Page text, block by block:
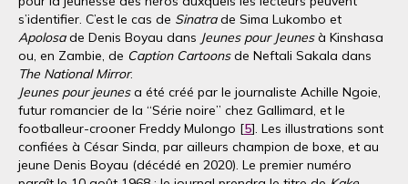
s’identifier. C’est le cas de Sinatrade Sima Lukombo et
Apolosade Denis Boyau dans Jeunes pour Jeunesà Kinshasa
ou, en Zambie, de Caption Cartoonsde Neftali Sakala dans
The National Mirror.
Jeunes pour jeunesa été créé par le journaliste Achille Ngoie,
futur romancier de la “Série noire” chez Gallimard, et le
footballeur-crooner Freddy Mulongo [5]. Les illustrations sont
confiées à César Sinda, par ailleurs champion de boxe, et au
jeune Denis Boyau (décédé en 2020). Le premier numéro